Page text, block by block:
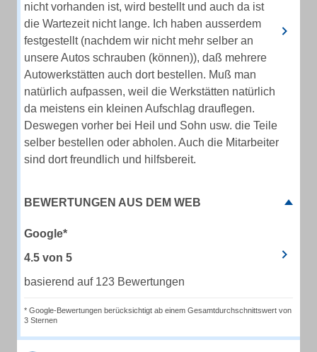
nicht vorhanden ist, wird bestellt und auch da ist
die Wartezeit nicht lange. Ich haben ausserdem
festgestellt (nachdem wir nicht mehr selber an
unsere Autos schrauben (können)), daß mehrere
Autowerkstätten auch dort bestellen. Muß man
natürlich aufpassen, weil die Werkstätten natürlich
da meistens ein kleinen Aufschlag drauflegen.
Deswegen vorher bei Heil und Sohn usw. die Teile
selber bestellen oder abholen. Auch die Mitarbeiter
sind dort freundlich und hilfsbereit.
BEWERTUNGEN AUS DEM WEB
Google*
4.5 von 5
basierend auf 123 Bewertungen
* Google-Bewertungen berücksichtigt ab einem Gesamtdurchschnittswert von
3 Sternen